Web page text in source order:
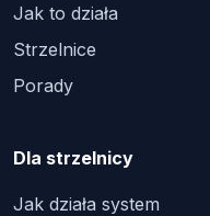
Jak to działa
Strzelnice
Porady
Dla strzelnicy
Jak działa system